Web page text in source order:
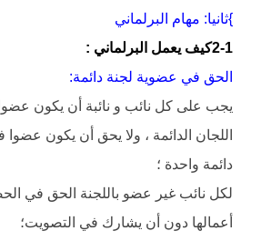
}ثانيا: مهام البرلماني
2-1كيف يعمل البرلماني :
الحق في عضوية لجنة دائمة:
يجب على كل نائب و نائبة أن يكون
اللجان الدائمة ، ولا يحق أن يكون
دائمة واحدة ؛
لكل نائب غير عضو باللجنة الحق في
أعمالها دون أن يشارك في التصويت؛